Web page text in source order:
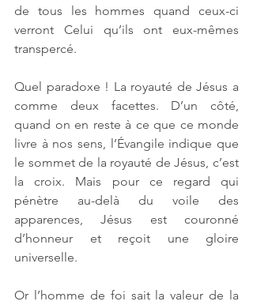
de tous les hommes quand ceux-ci
verront Celui qu’ils ont eux-mêmes
transpercé.
Quel paradoxe ! La royauté de Jésus a
comme deux facettes. D’un côté,
quand on en reste à ce que ce monde
livre à nos sens, l’Évangile indique que
le sommet de la royauté de Jésus, c’est
la croix. Mais pour ce regard qui
pénètre au-delà du voile des
apparences, Jésus est couronné
d’honneur et reçoit une gloire
universelle.
Or l’homme de foi sait la valeur de la